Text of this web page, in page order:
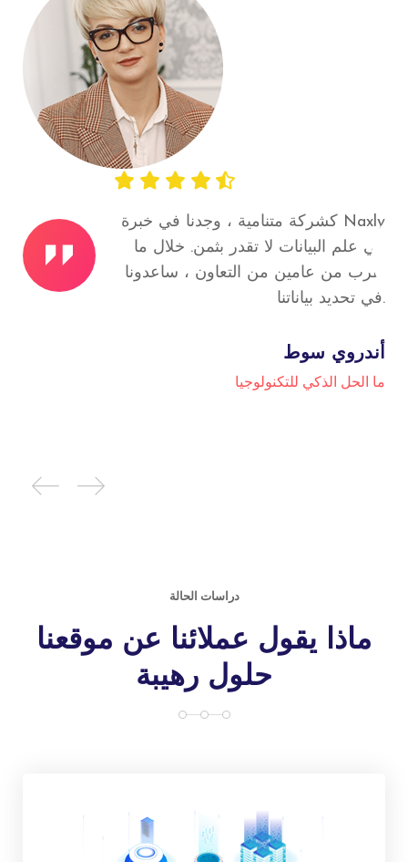
كشركة متنامية ، وجدنا في خبرة Naxly
في علم البيانات لا تقدر بثمن. خلال ما
يقرب من عامين من التعاون ، ساعدونا
في تحديد بياناتنا.
أندروي سوط
ما الحل الذكي للتكنولوجيا
دراسات الحالة
ماذا يقول عملائنا عن موقعنا
حلول رهيبة